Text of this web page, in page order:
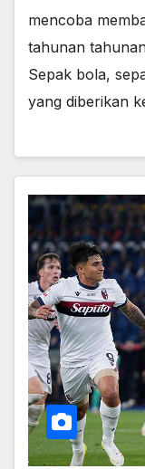
mencoba
tahunan
Sepak bola,
yang diberikan